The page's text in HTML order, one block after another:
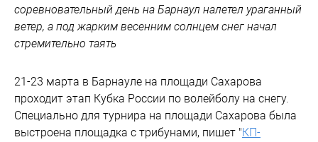
соревновательный день на Барнаул налетел ураганный
ветер, а под жарким весенним солнцем снег начал
стремительно таять
21-23 марта в Барнауле на площади Сахарова
проходит этап Кубка России по волейболу на снегу.
Специально для турнира на площади Сахарова была
выстроена площадка с трибунами, пишет "КП-